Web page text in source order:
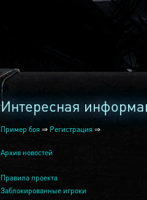
Интересная
Пример боя ⇒ Регистрация ⇒
Архив новостей
Правила проекта
Заблокированные игроки